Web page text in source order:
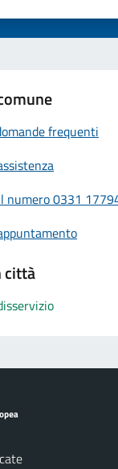
5 stelle su 5
stelle su 5
su 5
5
frequenti
numero 0331
città